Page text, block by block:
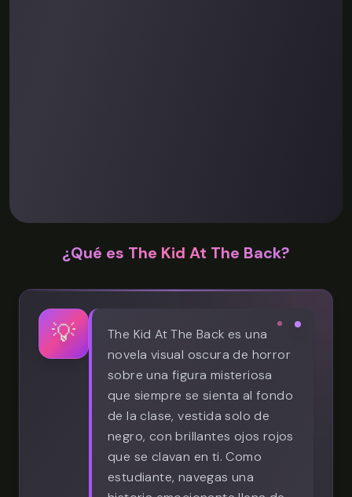
¿Qué es The Kid At The Back?
💡
The Kid At The Back es una
novela visual oscura de horror
sobre una figura misteriosa
que siempre se sienta al fondo
de la clase, vestida solo de
negro, con brillantes ojos rojos
que se clavan en ti. Como
estudiante, navegas una